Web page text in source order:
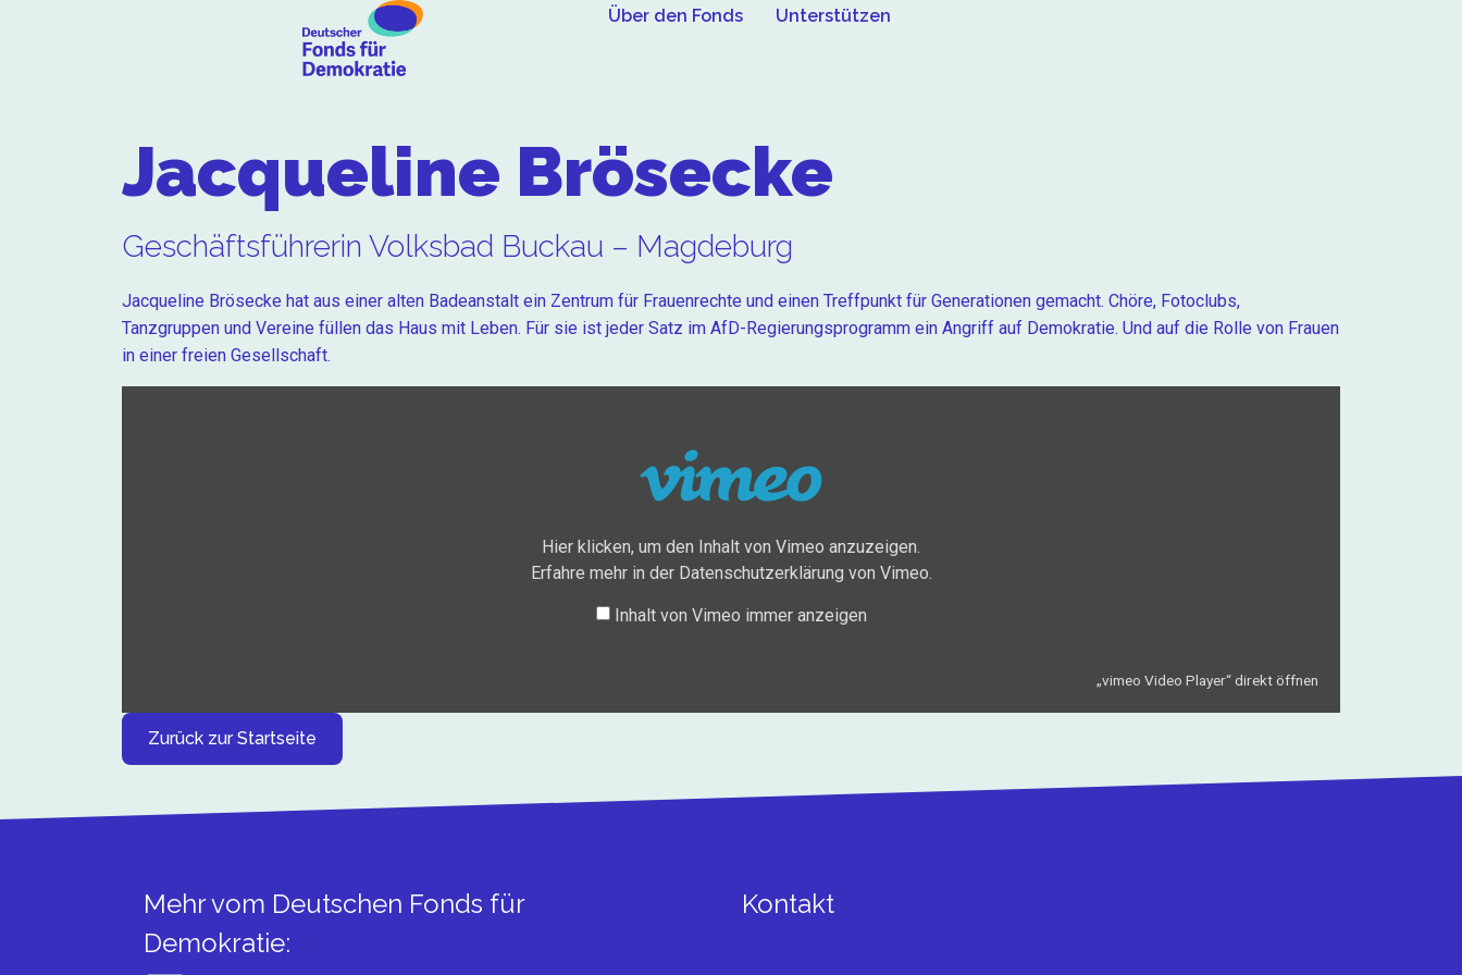
Über den Fonds Unterstützen
Jacqueline Brösecke
Geschäftsführerin Volksbad Buckau – Magdeburg
Jacqueline Brösecke hat aus einer alten Badeanstalt ein Zentrum für Frauenrechte und einen Treffpunkt für Generationen gemacht. Chöre, Fotoclubs,
Tanzgruppen und Vereine füllen das Haus mit Leben. Für sie ist jeder Satz im AfD-Regierungsprogramm ein Angriff auf Demokratie. Und auf die Rolle von Frauen
in einer freien Gesellschaft.
Hier klicken, um den Inhalt von Vimeo anzuzeigen.
Erfahre mehr in der Datenschutzerklärung von Vimeo.
Inhalt von Vimeo immer anzeigen
„vimeo Video Player“ direkt öffnen
Zurück zur Startseite
Mehr vom Deutschen Fonds für
Demokratie:​
Kontakt